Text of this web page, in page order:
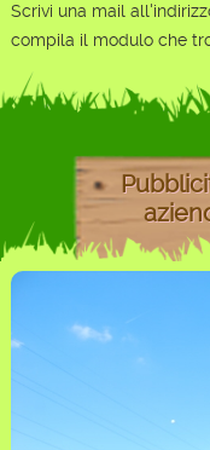
Scrivi una mail
compila il modulo che